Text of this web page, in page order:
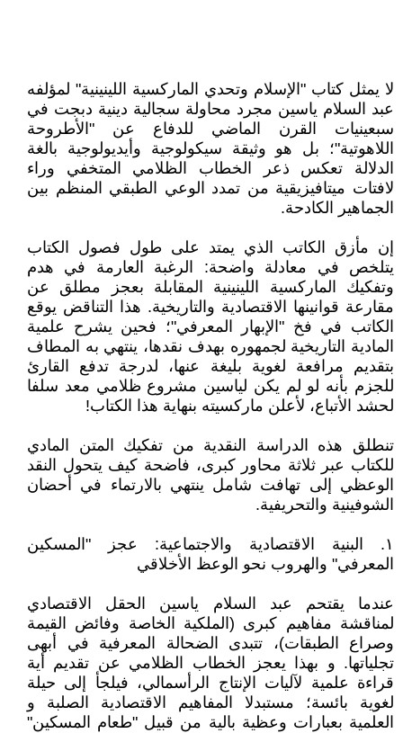
لا يمثل كتاب "الإسلام وتحدي الماركسية اللينينية" لمؤلفه
عبد السلام ياسين مجرد محاولة سجالية دينية دبجت في
سبعينيات القرن الماضي للدفاع عن "الأطروحة
اللاهوتية"؛ بل هو وثيقة سيكولوجية وأيديولوجية بالغة
الدلالة تعكس ذعر الخطاب الظلامي المتخفي وراء
لافتات ميتافيزيقية من تمدد الوعي الطبقي المنظم بين
الجماهير الكادحة.
إن مأزق الكاتب الذي يمتد على طول فصول الكتاب
يتلخص في معادلة واضحة: الرغبة العارمة في هدم
وتفكيك الماركسية اللينينية المقابلة بعجز مطلق عن
مقارعة قوانينها الاقتصادية والتاريخية. هذا التناقض يوقع
الكاتب في فخ "الإبهار المعرفي"؛ فحين يشرح علمية
المادية التاريخية لجمهوره بهدف نقدها، ينتهي به المطاف
بتقديم مرافعة لغوية بليغة عنها، لدرجة تدفع القارئ
للجزم بأنه لو لم يكن لياسين مشروع ظلامي معد سلفا
لحشد الأتباع، لأعلن ماركسيته بنهاية هذا الكتاب!
تنطلق هذه الدراسة النقدية من تفكيك المتن المادي
للكتاب عبر ثلاثة محاور كبرى، فاضحة كيف يتحول النقد
الوعظي إلى تهافت شامل ينتهي بالارتماء في أحضان
الشوفينية والتحريفية.
١. البنية الاقتصادية والاجتماعية: عجز "المسكين
المعرفي" والهروب نحو الوعظ الأخلاقي
عندما يقتحم عبد السلام ياسين الحقل الاقتصادي
لمناقشة مفاهيم كبرى (الملكية الخاصة وفائض القيمة
وصراع الطبقات)، تتبدى الضحالة المعرفية في أبهى
تجلياتها. و بهذا يعجز الخطاب الظلامي عن تقديم أية
قراءة علمية لآليات الإنتاج الرأسمالي، فيلجأ إلى حيلة
لغوية بائسة؛ مستبدلا المفاهيم الاقتصادية الصلبة و
العلمية بعبارات وعظية بالية من قبيل "طعام المسكين"